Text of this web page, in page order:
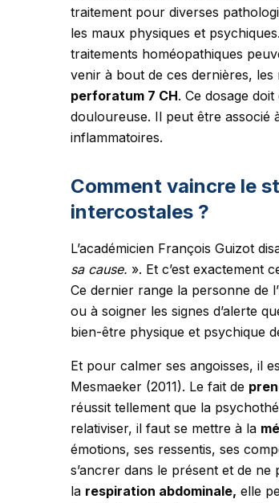
traitement pour diverses
les maux physiques et
traitements homéopathiques
venir à bout de ces dernières,
perforatum 7 CH. Ce dosage
douloureuse. Il peut être associé
inflammatoires.
Comment vaincre le
intercostales ?
L’académicien François Guizot
sa cause. ». Et c’est exactement
Ce dernier range la personne de
ou à soigner les signes d’alerte
bien-être physique et psychique
Et pour calmer ses angoisses, il
Mesmaeker (2011). Le fait de
réussit tellement que la
relativiser, il faut se mettre à la
émotions, ses ressentis, ses
s’ancrer dans le présent et de
la respiration abdominale, elle